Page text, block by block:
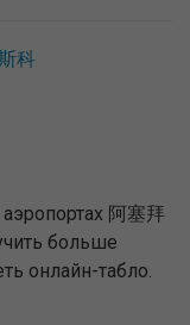
科
阿塞拜
больше
онлайн-табло.